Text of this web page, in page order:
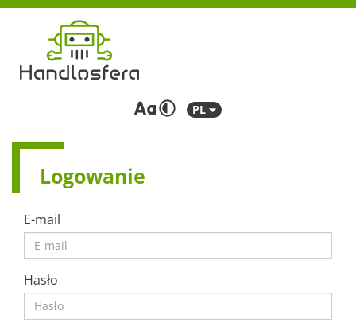
PL
Logowanie
E-mail
Hasło